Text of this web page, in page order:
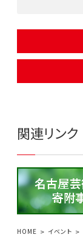
関連リンク
HOME イベント